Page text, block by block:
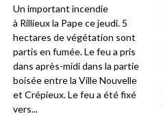
Un important incendie
à Rillieux la Pape ce jeudi. 5
hectares de végétation sont
partis en fumée. Le feu a pris
dans après-midi dans la partie
boisée entre la Ville Nouvelle
et Crépieux. Le feu a été fixé
vers...